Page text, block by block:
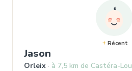
Récent
Jason
Orleix
à 7,5 km de Castéra-Lou